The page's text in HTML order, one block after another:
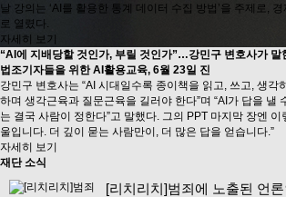
날 강의는 ‘AI를 활용한 통계 데이터 수집 방법’을 주제로,
로 열렸다.
자세히 보기
“AI에 지배당할 것인가, 부릴 것인가”…강민구 변호사가 말
법조기자들을 위한 AI활용교육, 6월 23일 진
강민구 변호사는 “AI 시대일수록 종이책을 읽고, 쓰고, 생각
하며 생각근육과 질문근육을 길러야 한다”며 “AI가 답을 낼
는 결국 사람이 정한다”고 말했다. 그의 PPT 마지막 장엔 이
울입니다. 더 깊이 묻는 사람만이, 더 많은 답을 얻습니다.”
자세히 보기
재단 소식
[리치리치]범죄에 노출된 언